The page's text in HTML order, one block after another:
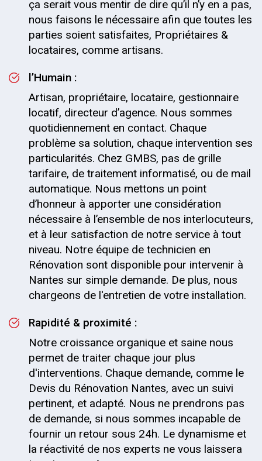
ça serait vous mentir de dire qu’il n’y en a pas,
nous faisons le nécessaire afin que toutes les
parties soient satisfaites, Propriétaires &
locataires, comme artisans.
l’Humain :
Artisan, propriétaire, locataire, gestionnaire
locatif, directeur d’agence. Nous sommes
quotidiennement en contact. Chaque
problème sa solution, chaque intervention ses
particularités. Chez GMBS, pas de grille
tarifaire, de traitement informatisé, ou de mail
automatique. Nous mettons un point
d’honneur à apporter une considération
nécessaire à l’ensemble de nos interlocuteurs,
et à leur satisfaction de notre service à tout
niveau. Notre équipe de technicien en
Rénovation sont disponible pour intervenir à
Nantes sur simple demande. De plus, nous
chargeons de l'entretien de votre installation.
Rapidité & proximité :
Notre croissance organique et saine nous
permet de traiter chaque jour plus
d'interventions. Chaque demande, comme le
Devis du Rénovation Nantes, avec un suivi
pertinent, et adapté. Nous ne prendrons pas
de demande, si nous sommes incapable de
fournir un retour sous 24h. Le dynamisme et
la réactivité de nos experts ne vous laissera